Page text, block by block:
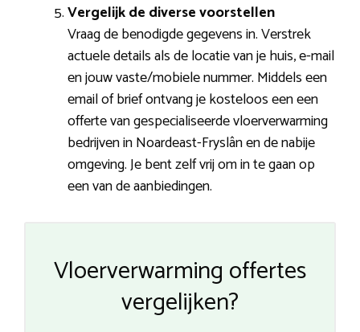
Vergelijk de diverse voorstellen
Vraag de benodigde gegevens in. Verstrek
actuele details als de locatie van je huis, e-mail
en jouw vaste/mobiele nummer. Middels een
email of brief ontvang je kosteloos een een
offerte van gespecialiseerde vloerverwarming
bedrijven in Noardeast-Fryslân en de nabije
omgeving. Je bent zelf vrij om in te gaan op
een van de aanbiedingen.
Vloerverwarming offertes
vergelijken?